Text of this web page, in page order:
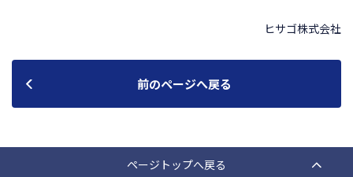
ヒサゴ株式会社
前のページへ戻る
ページトップへ戻る